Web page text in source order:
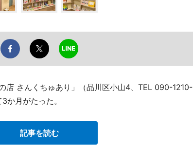
店 さんくちゅあり」（品川区小山4、TEL 090-1210-
か月がたった。
記事を読む